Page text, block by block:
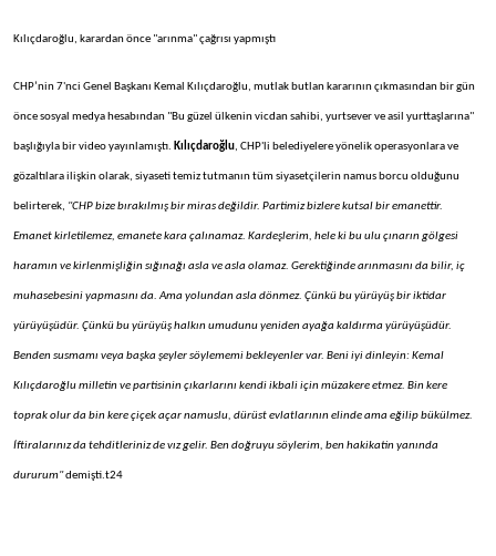
Kılıçdaroğlu, karardan önce "arınma" çağrısı yapmıştı
CHP’nin 7'nci Genel Başkanı Kemal Kılıçdaroğlu, mutlak butlan kararının çıkmasından bir gün
önce sosyal medya hesabından "Bu güzel ülkenin vicdan sahibi, yurtsever ve asil yurttaşlarına"
başlığıyla bir video yayınlamıştı. Kılıçdaroğlu, CHP'li belediyelere yönelik operasyonlara ve
gözaltılara ilişkin olarak, siyaseti temiz tutmanın tüm siyasetçilerin namus borcu olduğunu
belirterek, "CHP bize bırakılmış bir miras değildir. Partimiz bizlere kutsal bir emanettir.
Emanet kirletilemez, emanete kara çalınamaz. Kardeşlerim, hele ki bu ulu çınarın gölgesi
haramın ve kirlenmişliğin sığınağı asla ve asla olamaz. Gerektiğinde arınmasını da bilir, iç
muhasebesini yapmasını da. Ama yolundan asla dönmez. Çünkü bu yürüyüş bir iktidar
yürüyüşüdür. Çünkü bu yürüyüş halkın umudunu yeniden ayağa kaldırma yürüyüşüdür.
Benden susmamı veya başka şeyler söylememi bekleyenler var. Beni iyi dinleyin: Kemal
Kılıçdaroğlu milletin ve partisinin çıkarlarını kendi ikbali için müzakere etmez. Bin kere
toprak olur da bin kere çiçek açar namuslu, dürüst evlatlarının elinde ama eğilip bükülmez.
İftiralarınız da tehditleriniz de vız gelir. Ben doğruyu söylerim, ben hakikatin yanında
dururum"demişti.t24